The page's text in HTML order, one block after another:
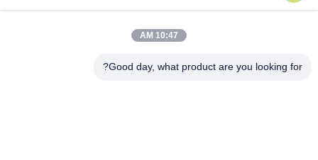
0086-18148506772
10:47 AM
Good day, what product are you looking for?